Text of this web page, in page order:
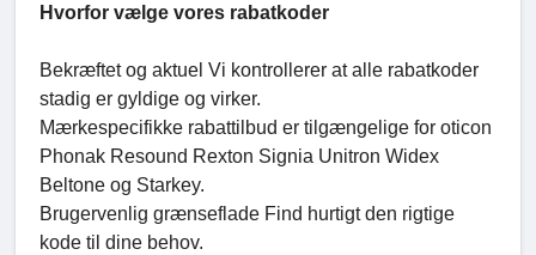
Hvorfor vælge vores rabatkoder
Bekræftet og aktuel Vi kontrollerer at alle rabatkoder
stadig er gyldige og virker.
Mærkespecifikke rabattilbud er tilgængelige for oticon
Phonak Resound Rexton Signia Unitron Widex
Beltone og Starkey.
Brugervenlig grænseflade Find hurtigt den rigtige
kode til dine behov.